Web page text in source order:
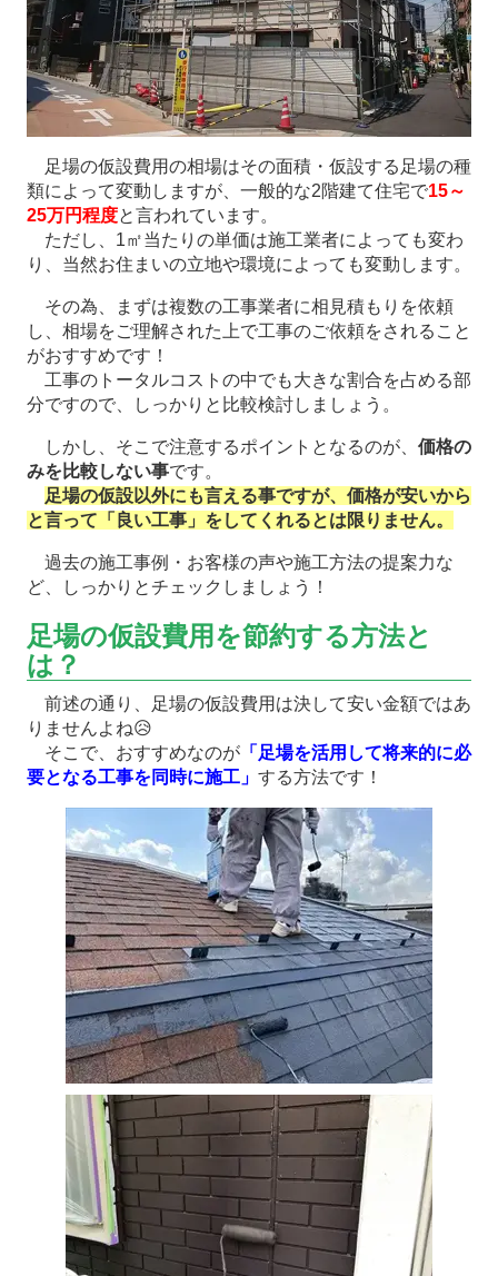
足場の仮設費用の相場はその面積・仮設する足場の種
類によって変動しますが、一般的な2階建て住宅で15～
25万円程度と言われています。
ただし、1㎡当たりの単価は施工業者によっても変わ
り、当然お住まいの立地や環境によっても変動します。
その為、まずは複数の工事業者に相見積もりを依頼
し、相場をご理解された上で工事のご依頼をされること
がおすすめです！
工事のトータルコストの中でも大きな割合を占める部
分ですので、しっかりと比較検討しましょう。
しかし、そこで注意するポイントとなるのが、 価格の
みを比較しない事です。
足場の仮設以外にも言える事ですが、価格が安いから
と言って「良い工事」をしてくれるとは限りません。
過去の施工事例・お客様の声や施工方法の提案力な
ど、しっかりとチェックしましょう！
足場の仮設費用を節約する方法と
は？
前述の通り、足場の仮設費用は決して安い金額ではあ
りませんよね😥
そこで、おすすめなのが「足場を活用して将来的に必
要となる工事を同時に施工」 する方法です！